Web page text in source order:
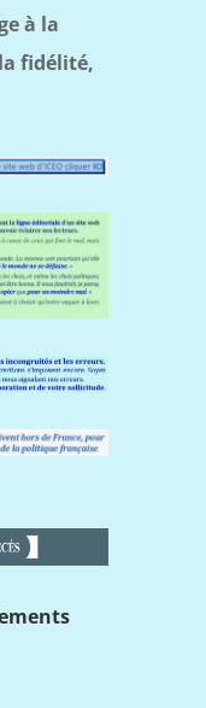
à la
fidélité,